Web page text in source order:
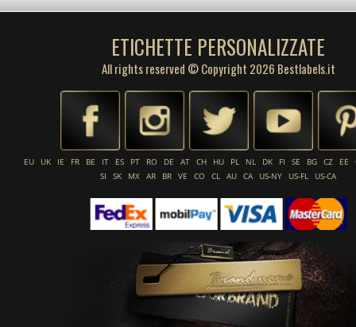
ETICHETTE PERSONALIZZATE
All rights reserved © Copyright 2026 Bestlabels.it
EU UK IE FR BE IT ES PT RO DE AT CH HU PL NL DK FI SE BG CZ EE
SI
SK MX AR BR VE CO CL AU CA US-NY US-FL US-CA